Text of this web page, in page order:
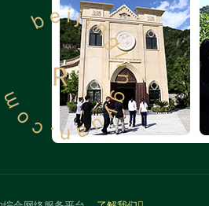
beijinglingyuan.com
R